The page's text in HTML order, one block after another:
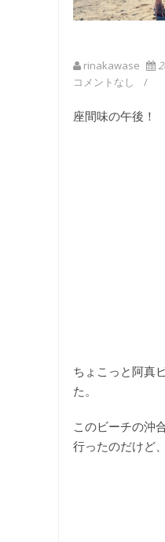
rinakawase
コメントなし
座間味の午後！
ちょこっと阿真
た。
このビーチの沖
行ったのだけど